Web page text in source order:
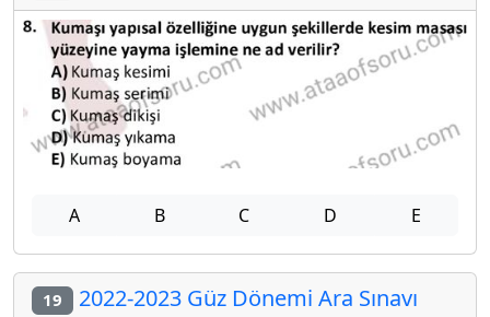
A B C D E
19 2022-2023 Güz Dönemi Ara Sınavı